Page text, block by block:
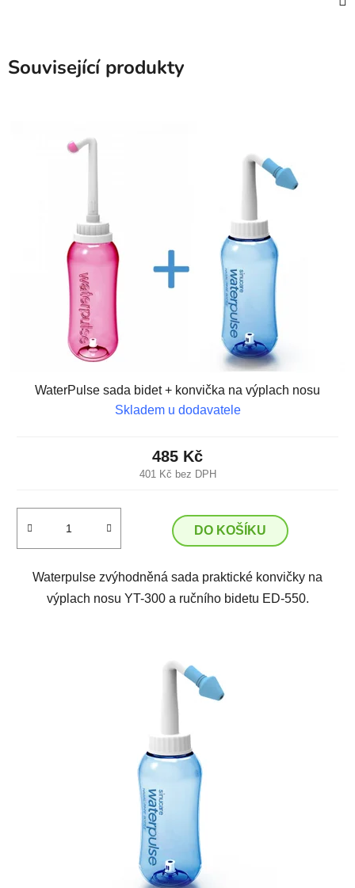
Související produkty
WaterPulse sada bidet + konvička na výplach nosu
Skladem u dodavatele
401 Kč bez DPH
485 Kč
DO KOŠÍKU
Waterpulse zvýhodněná sada praktické konvičky na
výplach nosu YT-300 a ručního bidetu ED-550.